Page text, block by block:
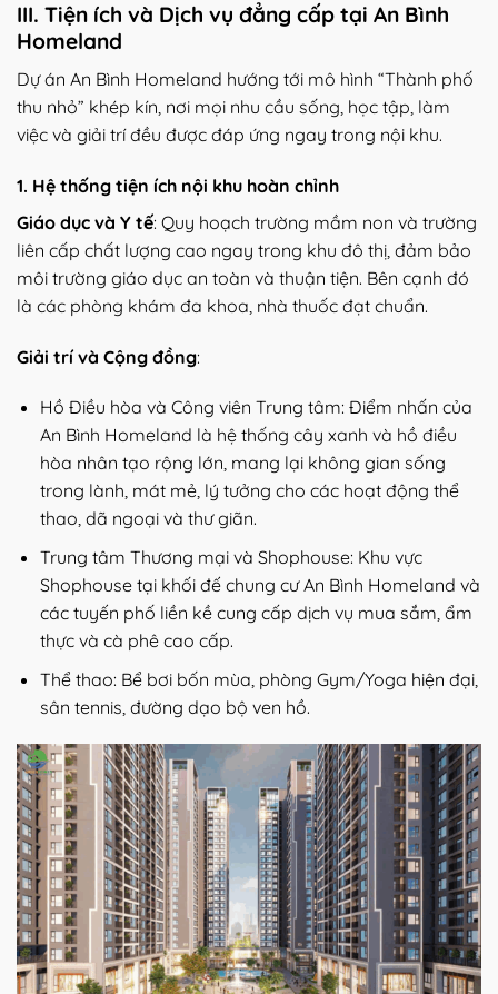
III. Tiện ích và Dịch vụ đẳng cấp tại An Bình
Homeland
Dự án An Bình Homeland hướng tới mô hình “Thành phố
thu nhỏ” khép kín, nơi mọi nhu cầu sống, học tập, làm
việc và giải trí đều được đáp ứng ngay trong nội khu.
1. Hệ thống tiện ích nội khu hoàn chỉnh
Giáo dục và Y tế: Quy hoạch trường mầm non và trường
liên cấp chất lượng cao ngay trong khu đô thị, đảm bảo
môi trường giáo dục an toàn và thuận tiện. Bên cạnh đó
là các phòng khám đa khoa, nhà thuốc đạt chuẩn.
Giải trí và Cộng đồng:
Hồ Điều hòa và Công viên Trung tâm: Điểm nhấn của
An Bình Homeland là hệ thống cây xanh và hồ điều
hòa nhân tạo rộng lớn, mang lại không gian sống
trong lành, mát mẻ, lý tưởng cho các hoạt động thể
thao, dã ngoại và thư giãn.
Trung tâm Thương mại và Shophouse: Khu vực
Shophouse tại khối đế chung cư An Bình Homeland và
các tuyến phố liền kề cung cấp dịch vụ mua sắm, ẩm
thực và cà phê cao cấp.
Thể thao: Bể bơi bốn mùa, phòng Gym/Yoga hiện đại,
sân tennis, đường dạo bộ ven hồ.